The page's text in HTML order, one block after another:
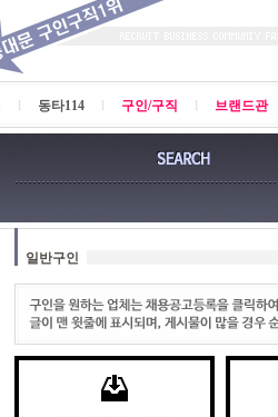
동타114 구인/구직 브랜드관
일반구인